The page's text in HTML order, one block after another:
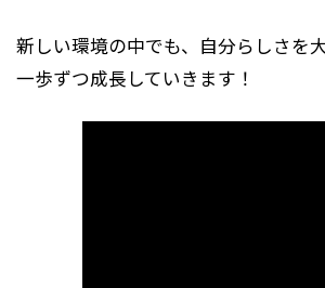
新しい環境の中でも、自分らしさを
一歩ずつ成長していきます！